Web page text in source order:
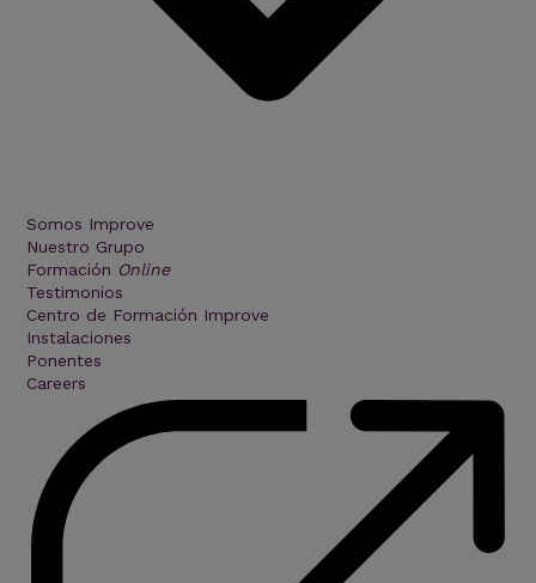
Somos Improve
Nuestro Grupo
Formación Online
Testimonios
Centro de Formación Improve
Instalaciones
Ponentes
Careers